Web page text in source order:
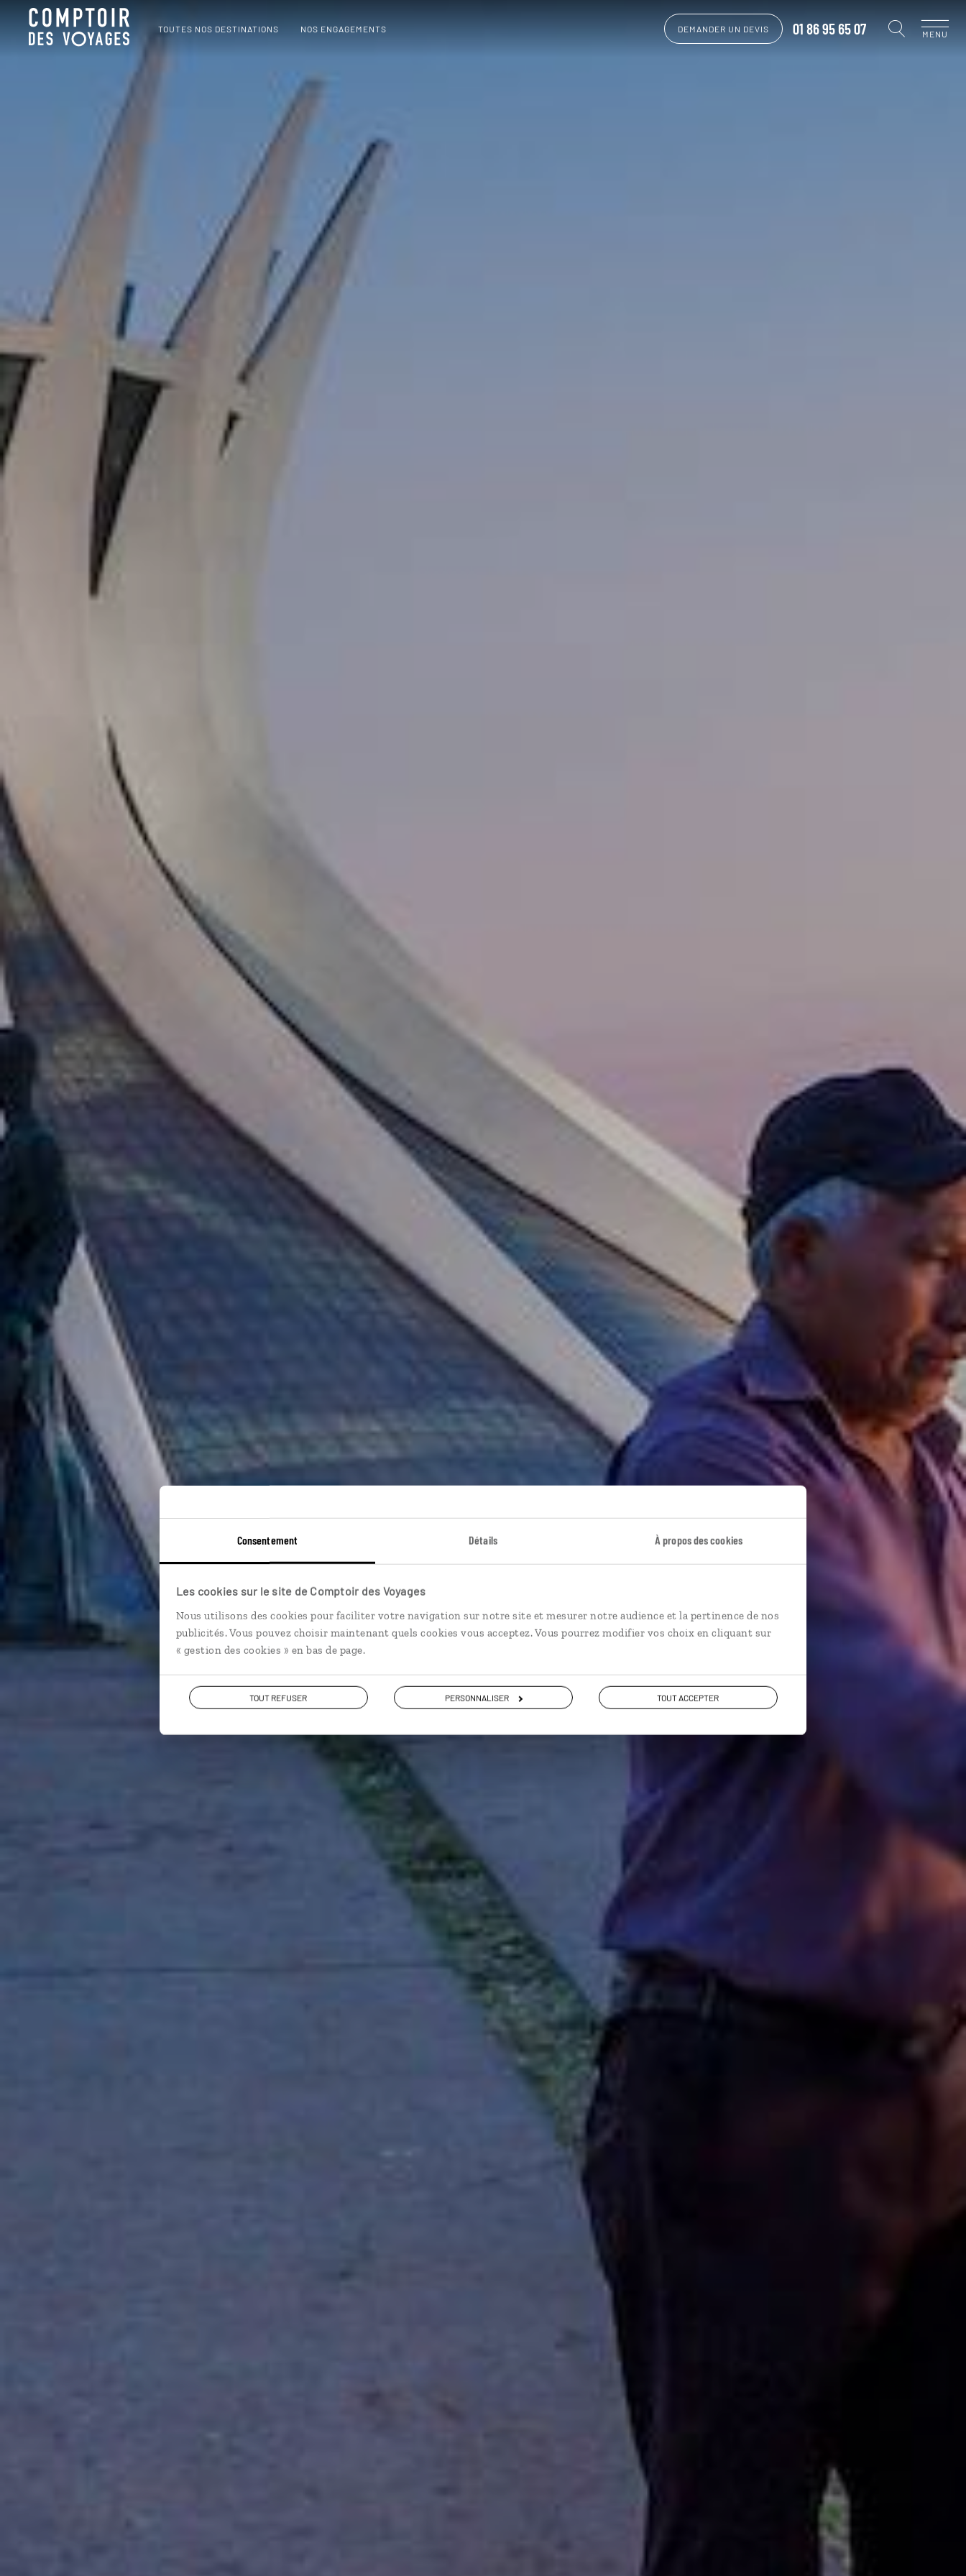
Consentement Détails À propos des cookies
Les cookies sur le site de Comptoir des Voyages
Nous utilisons des cookies pour faciliter votre navigation sur notre site et mesurer notre audience et la pertinence de nos
publicités. Vous pouvez choisir maintenant quels cookies vous acceptez. Vous pourrez modifier vos choix en cliquant sur
« gestion des cookies » en bas de page.
TOUT REFUSER PERSONNALISER TOUT ACCEPTER
TOUTES NOS DESTINATIONS NOS ENGAGEMENTS DEMANDER UN DEVIS 01 86 95 65 07 MENU
Architectures brésiliennes
Voyage culturel Brésil : Minas Gerais, Brasilia, Rio.
VOIR LA GALERIE PHOTOS